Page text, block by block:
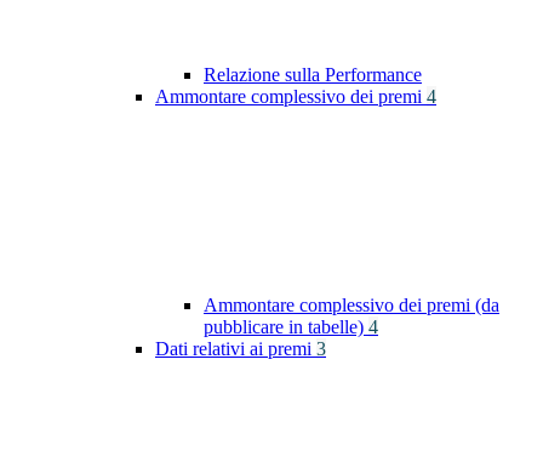
Relazione sulla Performance
Ammontare complessivo dei premi 4
Ammontare complessivo dei premi (da
pubblicare in tabelle) 4
Dati relativi ai premi 3